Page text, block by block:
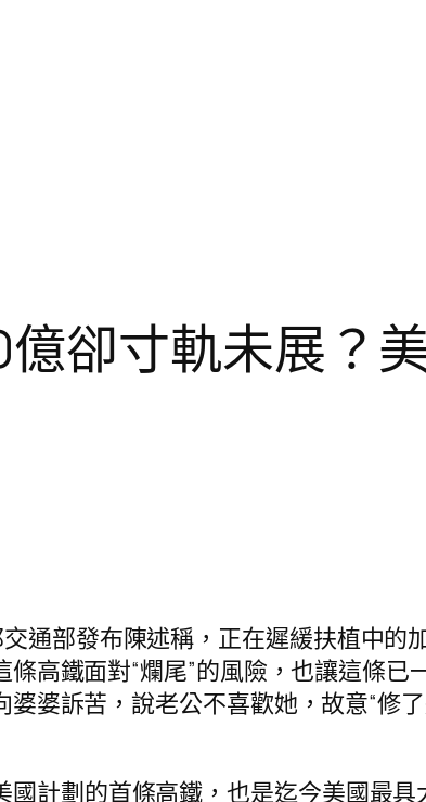
億卻寸軌未展？
交通部發布陳述稱，正在遲緩扶植中
高鐵面對“爛尾”的風險，也讓這條
婆訴苦，說老公不喜歡她，故意“修
國計劃的首條高鐵，也是迄今美國最